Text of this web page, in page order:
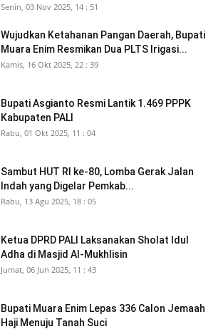
Senin, 03 Nov 2025, 14 : 51
Wujudkan Ketahanan Pangan Daerah, Bupati
Muara Enim Resmikan Dua PLTS Irigasi...
Kamis, 16 Okt 2025, 22 : 39
Bupati Asgianto Resmi Lantik 1.469 PPPK
Kabupaten PALI
Rabu, 01 Okt 2025, 11 : 04
Sambut HUT RI ke-80, Lomba Gerak Jalan
Indah yang Digelar Pemkab...
Rabu, 13 Agu 2025, 18 : 05
Ketua DPRD PALI Laksanakan Sholat Idul
Adha di Masjid Al-Mukhlisin
Jumat, 06 Jun 2025, 11 : 43
Bupati Muara Enim Lepas 336 Calon Jemaah
Haji Menuju Tanah Suci